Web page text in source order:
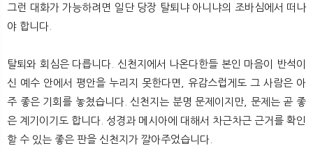
그런 대화가 가능하려면 일단 당장 탈퇴냐 아니냐의 조바심에서 떠나
야 합니다.
탈퇴와 회심은 다릅니다. 신천지에서 나온다한들 본인 마음이 반석이
신 예수 안에서 평안을 누리지 못한다면, 유감스럽게도 그 사람은 아
주 좋은 기회를 놓쳤습니다. 신천지는 분명 문제이지만, 문제는 곧 좋
은 계기이기도 합니다. 성경과 메시아에 대해서 차근차근 근거를 확인
할 수 있는 좋은 판을 신천지가 깔아주었습니다.